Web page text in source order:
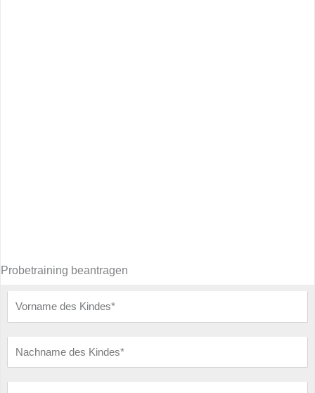
Probetraining beantragen
Vorname
des
Nachname
des